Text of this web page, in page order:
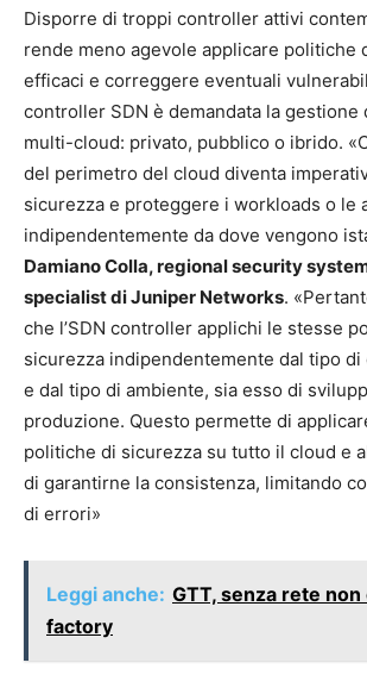
Disporre di troppi controller attivi
rende meno agevole applicare politiche
efficaci e correggere eventuali
controller SDN è demandata la gestione
multi-cloud: privato, pubblico o ibrido.
del perimetro del cloud diventa
sicurezza e proteggere i workloads o le
indipendentemente da dove vengono
Damiano Colla, regional security
specialist di Juniper Networks.
che l’SDN controller applichi le stesse
sicurezza indipendentemente dal tipo
e dal tipo di ambiente, sia esso di
produzione. Questo permette di
politiche di sicurezza su tutto il cloud e
di garantirne la consistenza, limitando
di errori»
Leggi anche: GTT, senza rete non
factory